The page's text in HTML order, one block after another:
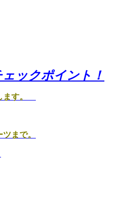
ックポイント！
す。
まで。